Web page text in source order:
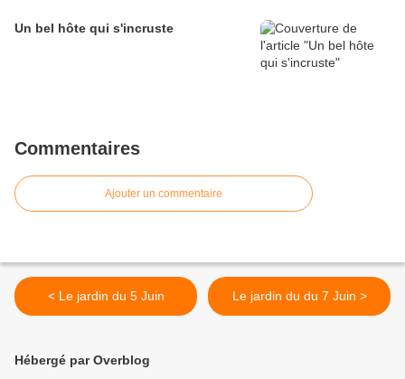
Un bel hôte qui s'incruste
Commentaires
Ajouter un commentaire
< Le jardin du 5 Juin Le jardin du du 7 Juin >
Hébergé par Overblog